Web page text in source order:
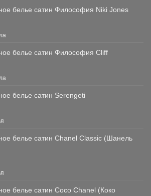
белье сатин Философия Niki Jones
5
белье сатин Философия Cliff
5
белье сатин Serengeti
5
белье сатин Chanel Classic (Шанель
5
белье сатин Coco Chanel (Коко